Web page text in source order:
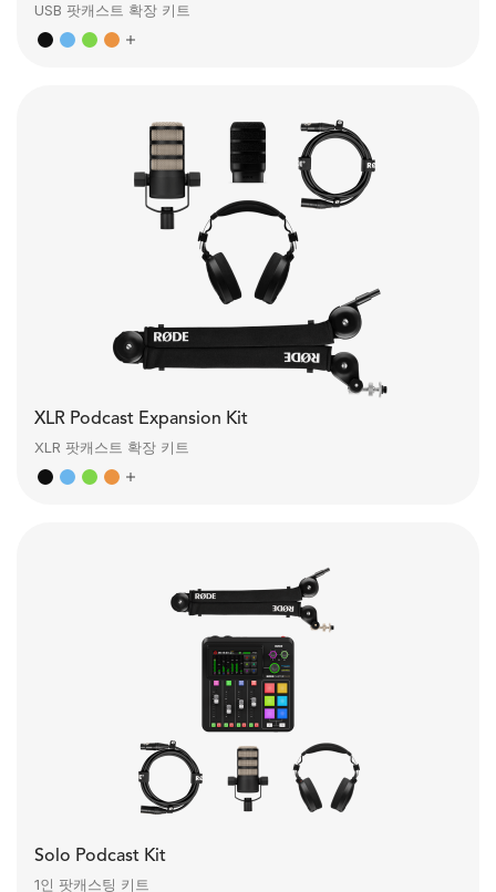
USB 팟캐스트 확장 키트
XLR Podcast Expansion Kit
XLR 팟캐스트 확장 키트
Solo Podcast Kit
1인 팟캐스팅 키트